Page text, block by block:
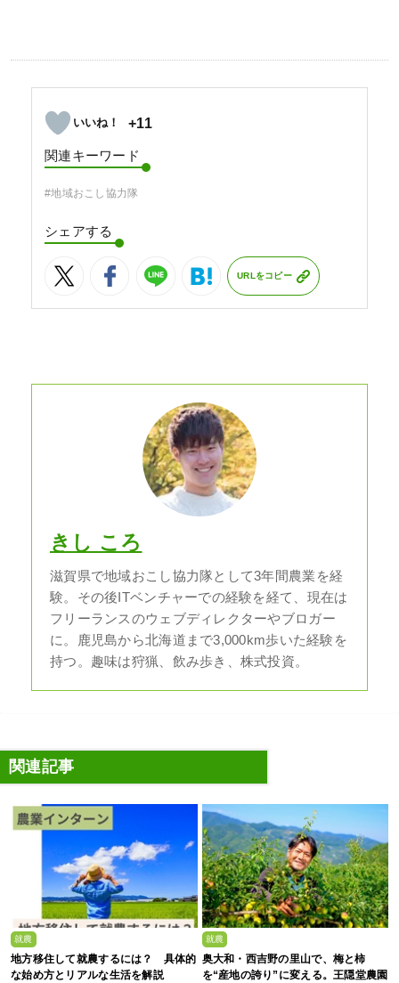
+11
関連キーワード
#地域おこし協力隊
シェアする
URLをコピー
きし ころ
滋賀県で地域おこし協力隊として3年間農業を経
験。その後ITベンチャーでの経験を経て、現在は
フリーランスのウェブディレクターやブロガー
に。鹿児島から北海道まで3,000km歩いた経験を
持つ。趣味は狩猟、飲み歩き、株式投資。
関連記事
就農
地方移住して就農するには？ 具体的
な始め方とリアルな生活を解説
就農
奥大和・西吉野の里山で、梅と柿
を“産地の誇り”に変える。王隠堂農園